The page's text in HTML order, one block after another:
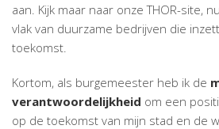
aan. Kijk maar naar onze THOR-site,
vlak van duurzame bedrijven die
toekomst.
Kortom, als burgemeester heb ik de
verantwoordelijkheid om een
op de toekomst van mijn stad en de